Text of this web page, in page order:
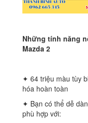
Những tính năng
Mazda 2
✦ 64 triệu màu tùy
hóa hoàn toàn
✦ Bạn có thể dễ
phù hợp với: